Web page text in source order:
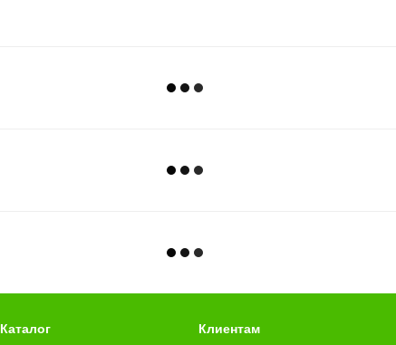
Каталог Клиентам